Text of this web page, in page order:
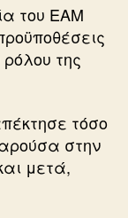
του ΕΑΜ
της
τόσο
στην
μετά,